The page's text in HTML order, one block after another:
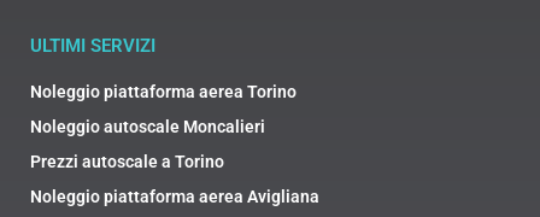
ULTIMI SERVIZI
Noleggio piattaforma aerea Torino
Noleggio autoscale Moncalieri
Prezzi autoscale a Torino
Noleggio piattaforma aerea Avigliana